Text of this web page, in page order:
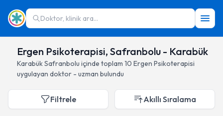
Doktor, klinik ara...
Ergen Psikoterapisi, Safranbolu - Karabük
KarabükSafranbolu içinde toplam 10 Ergen Psikoterapisi
uygulayan doktor - uzman bulundu
Filtrele Akıllı Sıralama